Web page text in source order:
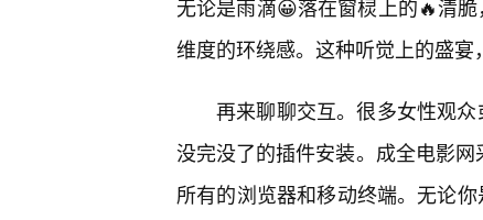
无论是雨滴😀落在窗棂上的🔥清
维度的环绕感。这种听觉上的盛宴
再来聊聊交互。很多女性观
没完没了的插件安装。成全电影
所有的浏览器和移动终端。无论